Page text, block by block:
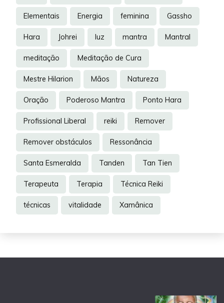
Elementais Energia feminina Gassho
Hara Johrei luz mantra Mantral
meditação Meditação de Cura
Mestre Hilarion Mãos Natureza
Oração Poderoso Mantra Ponto Hara
Profissional Liberal reiki Remover
Remover obstáculos Ressonância
Santa Esmeralda Tanden Tan Tien
Terapeuta Terapia Técnica Reiki
técnicas vitalidade Xamânica